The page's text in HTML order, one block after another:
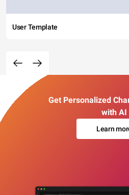
User Template
Get Personalized
with AI
Learn